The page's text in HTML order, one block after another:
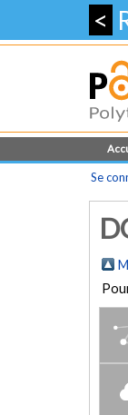
<
Se